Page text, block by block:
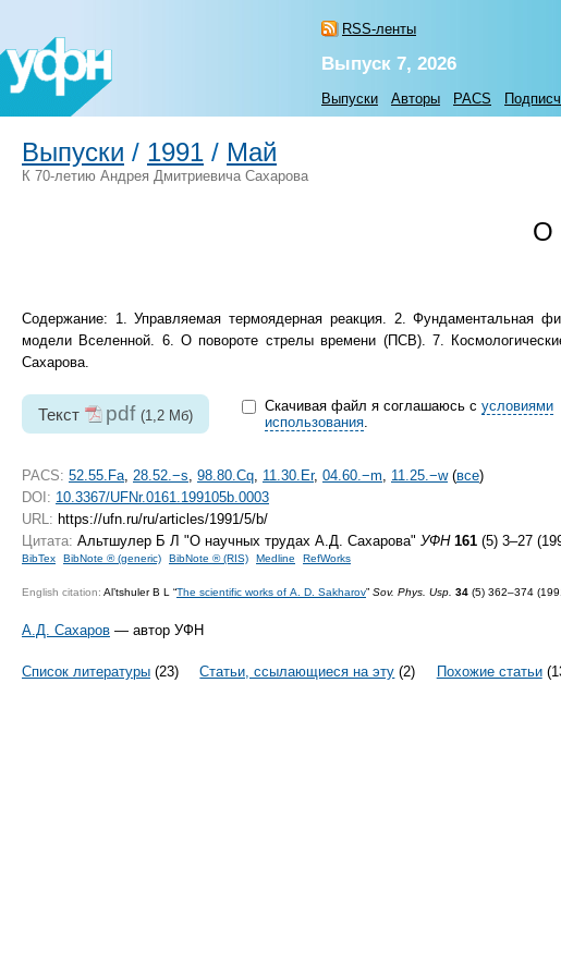
RSS-ленты
Выпуск 7, 2026
Выпуски Авторы PACS
Выпуски / 1991 / Май
К 70-летию Андрея Дмитриевича Сахарова
О
Содержание: 1. Управляемая термоядерная реакция. 2. Фундаментальная
модели Вселенной. 6. О повороте стрелы времени (ПСВ). 7.
Сахарова.
Текст pdf (1,2 Мб)
Скачивая файл я соглашаюсь с условиями
использования.
PACS: 52.55.Fa 28.52.−s 98.80.Cq 11.30.Er, 04.60.−m 11.25.−w(все)
DOI: 10.3367/UFNr.0161.199105b.0003
URL: https://ufn.ru/ru/articles/1991/5/b/
Цитата: Альтшулер Б Л "О научных трудах А.Д. Сахарова" УФН 161 (5) 3–27
BibTex BibNote ® (generic) BibNote ® (RIS) Medline RefWorks
English citation: Al’tshuler B L “The scientific works of A. D. Sakharov” Sov. Phys. Usp. 34 (5) 362–374
А.Д. Сахаров — автор УФН
Список литературы (23) Статьи, ссылающиеся на эту (2) Похожие статьи